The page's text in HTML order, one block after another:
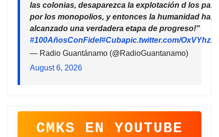
las colonias, desaparezca la explotación d los
por los monopolios, y entonces la humanidad
alcanzado una verdadera etapa de progreso!"
#100AñosConFidel#Cubapic.twitter.com/
— Radio Guantánamo (@RadioGuantanamo)
August 6, 2026
CMKS EN YOUTUBE